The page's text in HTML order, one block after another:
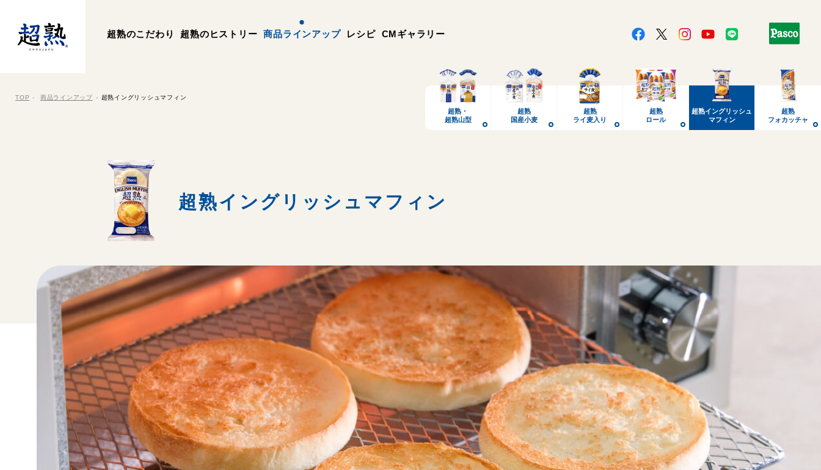
超熟のこだわり 超熟のヒストリー 商品ラインアップ レシピ CMギャラリー
TOP 商品ラインアップ 超熟イングリッシュマフィン
超熟・
超熟山型
超熟
国産小麦
超熟
ライ麦入り
超熟
ロール
超熟イングリッシュ
マフィン
超熟
フォカッチャ
超熟イングリッシュマフィン